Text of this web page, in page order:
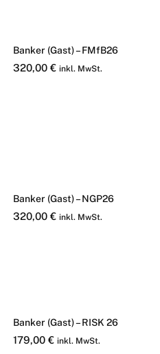
Banker (Gast) – FMfB26
320,00 € inkl. MwSt.
Banker (Gast) – NGP26
320,00 € inkl. MwSt.
Banker (Gast) – RISK 26
179,00 € inkl. MwSt.